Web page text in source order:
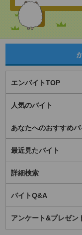
エンバイトTOP
人気のバイト
あなたへのおすすめバ
最近見たバイト
詳細検索
バイトQ&A
アンケート&プレゼン